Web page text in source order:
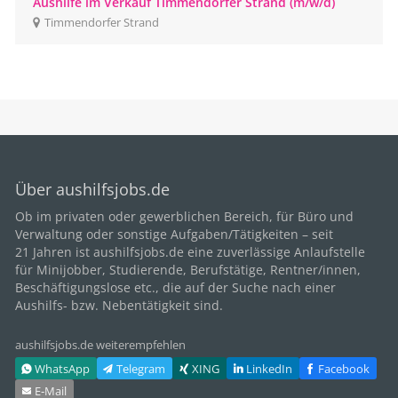
Timmendorfer Strand
Über aushilfsjobs.de
Ob im privaten oder gewerblichen Bereich, für Büro und
Verwaltung oder sonstige Aufgaben/Tätigkeiten – seit
21 Jahren ist aushilfsjobs.de eine zuverlässige Anlaufstelle
für Minijobber, Studierende, Berufstätige, Rentner/innen,
Beschäftigungslose etc., die auf der Suche nach einer
Aushilfs- bzw. Nebentätigkeit sind.
aushilfsjobs.de weiterempfehlen
WhatsApp
Telegram XING LinkedIn
Facebook
E‑Mail